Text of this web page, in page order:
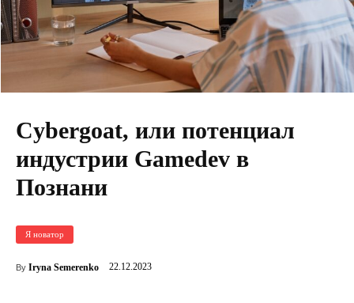
Cybergoat, или потенциал
индустрии Gamedev в
Познани
Я новатор
By Iryna Semerenko 22.12.2023